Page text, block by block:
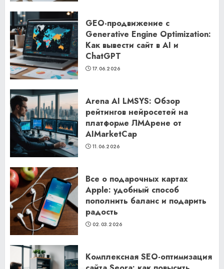
GEO-продвижение с
Generative Engine Optimization:
Как вывести сайт в AI и
ChatGPT
17.06.2026
Arena AI LMSYS: Обзор
рейтингов нейросетей на
платформе ЛМАрене от
AIMarketCap
11.06.2026
Все о подарочных картах
Apple: удобный способ
пополнить баланс и подарить
радость
02.03.2026
Комплексная SEO-оптимизация